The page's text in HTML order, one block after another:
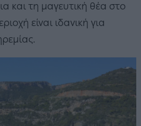
και τη μαγευτική θέα στο
είναι ιδανική για